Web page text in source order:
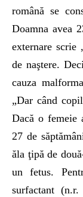
română se
Doamna avea
externare scrie
de naştere.
cauza
„Dar când
Dacă o femeie
27 de
ăla ţipă de
un fetus.
surfactant